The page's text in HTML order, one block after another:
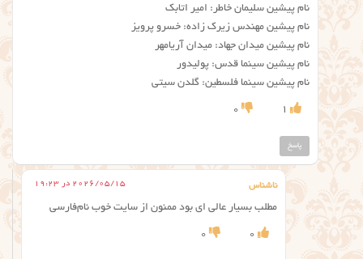
نام پیشین سلیمان خاطر: امیر اتابک
نام پیشین مهندس زیرک زاده: خسرو پرویز
نام پیشین میدان جهاد: میدان آریامهر
نام پیشین سینما قدس: پولیدور
نام پیشین سینما فلسطین: گلدن سیتی
1
0
پاسخ
ناشناس 2026/05/15 در 19:23
مطلب بسیار عالی ای بود ممنون از سایت خوب نام‌فارسی
0
0